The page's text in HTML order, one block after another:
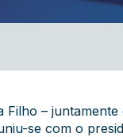
Filho –
se com o